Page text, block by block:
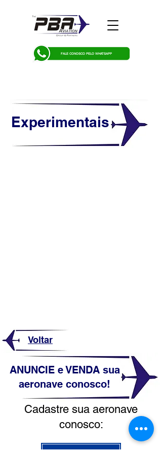
FALE CONOSCO PELO WHATSAPP
Experimentais
Voltar
ANUNCIE e VENDA sua
aeronave conosco!
Cadastre sua aeronave
conosco: